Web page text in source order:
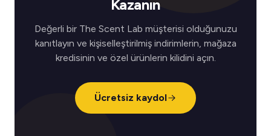
Kazanın
Değerli bir The Scent Lab müşterisi olduğunuzu
kanıtlayın ve kişiselleştirilmiş indirimlerin, mağaza
kredisinin ve özel ürünlerin kilidini açın.
Ücretsiz kaydol